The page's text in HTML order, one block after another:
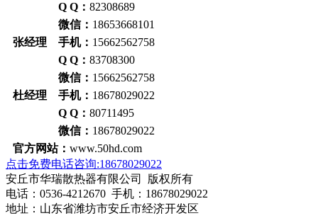
Q Q： 82308689
微信： 18653668101
张经理 手机： 15662562758
Q Q： 83708300
微信： 15662562758
杜经理 手机： 18678029022
Q Q： 80711495
微信： 18678029022
官方网站： www.50hd.com
点击免费电话咨询:18678029022
安丘市华瑞散热器有限公司 版权所有
电话：0536-4212670 手机：18678029022
地址：山东省潍坊市安丘市经济开发区